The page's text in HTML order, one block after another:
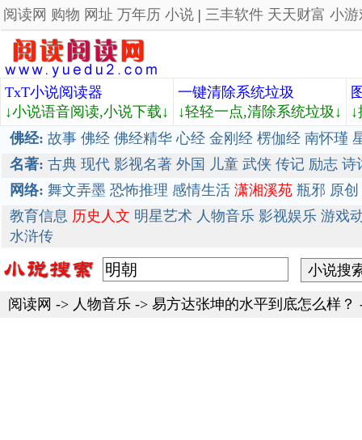
阅读网 购物 网址 万年历 小说 | 三丰软件 天天财富 小游
TxT小说阅读器
↓小说语音阅读,小说下载↓
一键清除系统垃圾
↓轻轻一点,清除系统垃圾↓
佛经: 故事 佛经 佛经精华 心经 金刚经 楞伽经 南怀瑾
名著: 古典 现代 影视名著 外国 儿童 武侠 传记 励志 诗
网络: 舞文弄墨 恐怖推理 感情生活 潇湘溪苑 瓶邪 原创
教育信息 历史人文 明星艺术 人物音乐 影视娱乐 游戏
水浒传
阅读网 -> 人物音乐 -> 易方达张坤的水平到底怎么样？